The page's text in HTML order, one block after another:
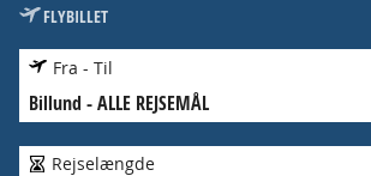
FLYBILLET
Fra - Til
Billund -ALLE REJSEMÅL
Rejselængde